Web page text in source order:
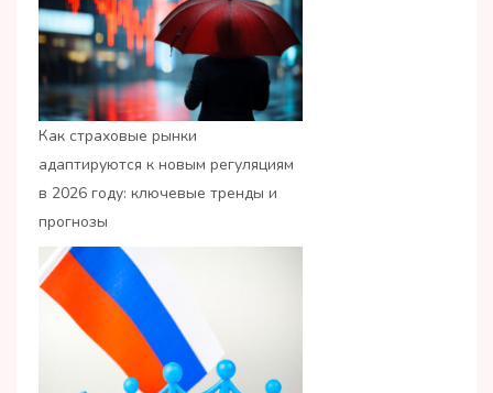
Как страховые рынки
адаптируются к новым регуляциям
в 2026 году: ключевые тренды и
прогнозы